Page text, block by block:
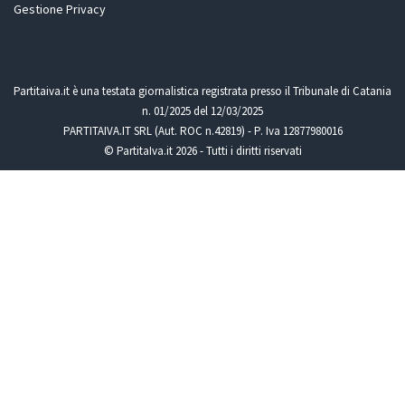
Gestione Privacy
Partitaiva.it è una testata giornalistica registrata presso il Tribunale di Catania
n. 01/2025 del 12/03/2025
PARTITAIVA.IT SRL (Aut. ROC n.42819) - P. Iva 12877980016
© PartitaIva.it 2026 - Tutti i diritti riservati